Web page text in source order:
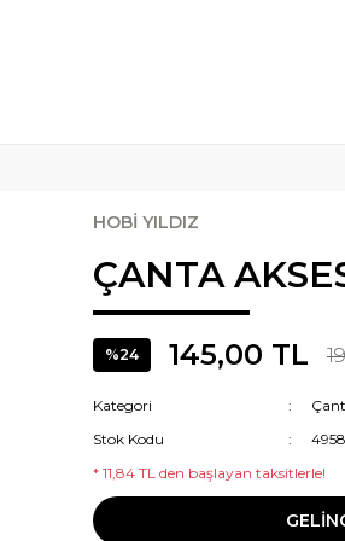
HOBİ YILDIZ
ÇANTA
%24 145,00 TL
Kategori
Stok Kodu
* 11,84 TL den başlayan taksitlerle!